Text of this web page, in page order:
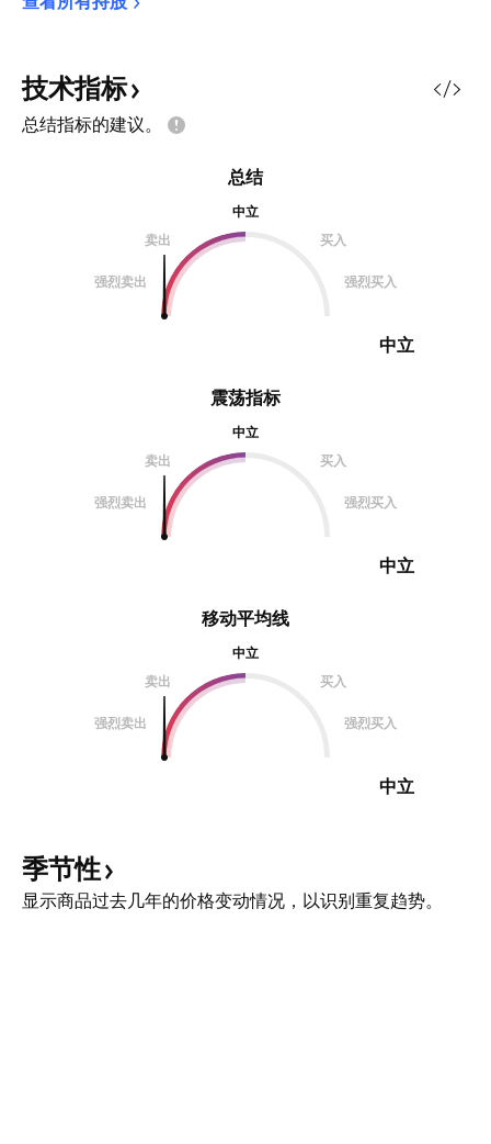
技术指标
总结指标的建议。
震荡指标
中立
卖出
买入
强烈卖出 强烈买入
中立
总结
中立
卖出
买入
强烈卖出 强烈买入
中立
移动平均线
中立
卖出
买入
强烈卖出 强烈买入
中立
季节性
显示商品过去几年的价格变动情况，以识别重复趋势。